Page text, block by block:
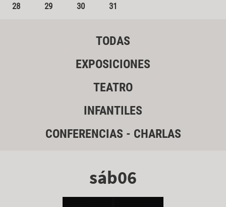
28
29 30 31
TODAS
EXPOSICIONES
TEATRO
INFANTILES
CONFERENCIAS - CHARLAS
sáb06